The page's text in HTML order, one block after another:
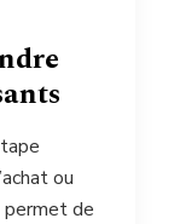
ou
permet de